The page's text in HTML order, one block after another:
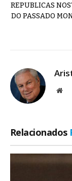
REPUBLICAS
DO PASSADO
Site
Relacionados